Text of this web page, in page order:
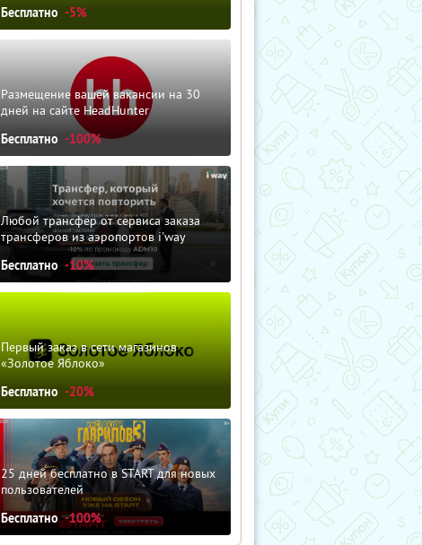
Бесплатно -5%
Размещение вашей вакансии на 30
дней на сайте HeadHunter
Бесплатно -100%
Любой трансфер от сервиса заказа
трансферов из аэропортов i'way
Бесплатно -10%
Первый заказ в сети магазинов
«Золотое Яблоко»
Бесплатно -20%
25 дней бесплатно в START для новых
пользователей
Бесплатно -100%